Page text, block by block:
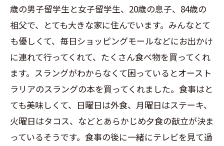
歳の男子留学生と女子留学生、 20歳の息子、 84歳の
祖父で、とても大きな家に住んでいます。みんなとて
も優しくて、毎日ショッピングモールなどにお出かけ
に連れて行ってくれて、たくさん食べ物を買ってくれ
ます。スラングがわからなくて困っているとオースト
ラリアのスラングの本を買ってくれました。食事はと
ても美味しくて、日曜日は外食、月曜日はステーキ、
火曜日はタコス、などとあらかじめ夕食の献立が決ま
っているそうです。食事の後に一緒にテレビを見て過